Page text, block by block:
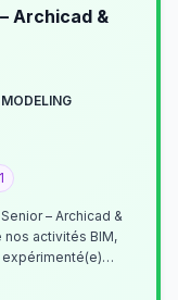
Archicad &
1
– Archicad &